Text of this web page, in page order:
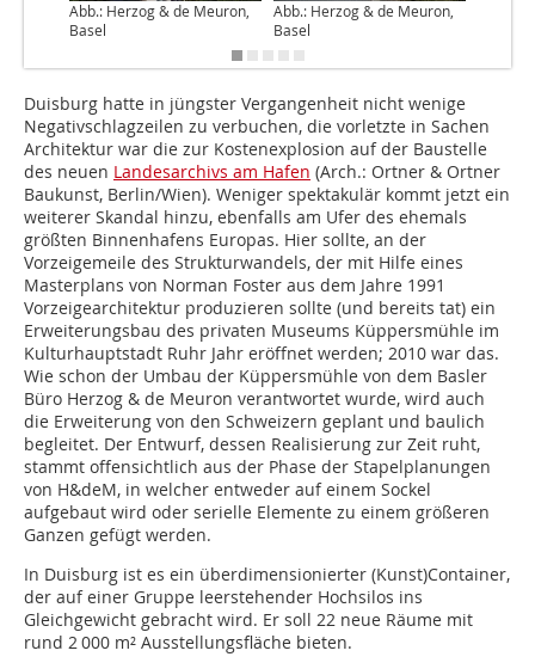
Abb.: Herzog & de Meuron,
Basel
Abb.: Herzog & de Meuron,
Basel
Duisburg hatte in jüngster Vergangenheit nicht wenige
Negativschlagzeilen zu verbuchen, die vorletzte in Sachen
Architektur war die zur Kostenexplosion auf der Baustelle
des neuen Landesarchivs am Hafen (Arch.: Ortner & Ortner
Baukunst, Berlin/Wien). Weniger spektakulär kommt jetzt ein
weiterer Skandal hinzu, ebenfalls am Ufer des ehemals
größten Binnenhafens Europas. Hier sollte, an der
Vorzeigemeile des Strukturwandels, der mit Hilfe eines
Masterplans von Norman Foster aus dem Jahre 1991
Vorzeigearchitektur produzieren sollte (und bereits tat) ein
Erweiterungsbau des privaten Museums Küppersmühle im
Kulturhauptstadt Ruhr Jahr eröffnet werden; 2010 war das.
Wie schon der Umbau der Küppersmühle von dem Basler
Büro Herzog & de Meuron verantwortet wurde, wird auch
die Erweiterung von den Schweizern geplant und baulich
begleitet. Der Entwurf, dessen Realisierung zur Zeit ruht,
stammt offensichtlich aus der Phase der Stapelplanun­gen
von H&deM, in welcher entweder auf einem Sockel
aufgebaut wird oder serielle Elemente zu einem größeren
Ganzen gefügt werden.
In Duisburg ist es ein überdimensionier­ter (Kunst)Container,
der auf einer Gruppe leerstehender Hochsilos ins
Gleichgewicht gebracht wird. Er soll 22 neue Räume mit
rund 2 000 m² Ausstellungsfläche bieten.